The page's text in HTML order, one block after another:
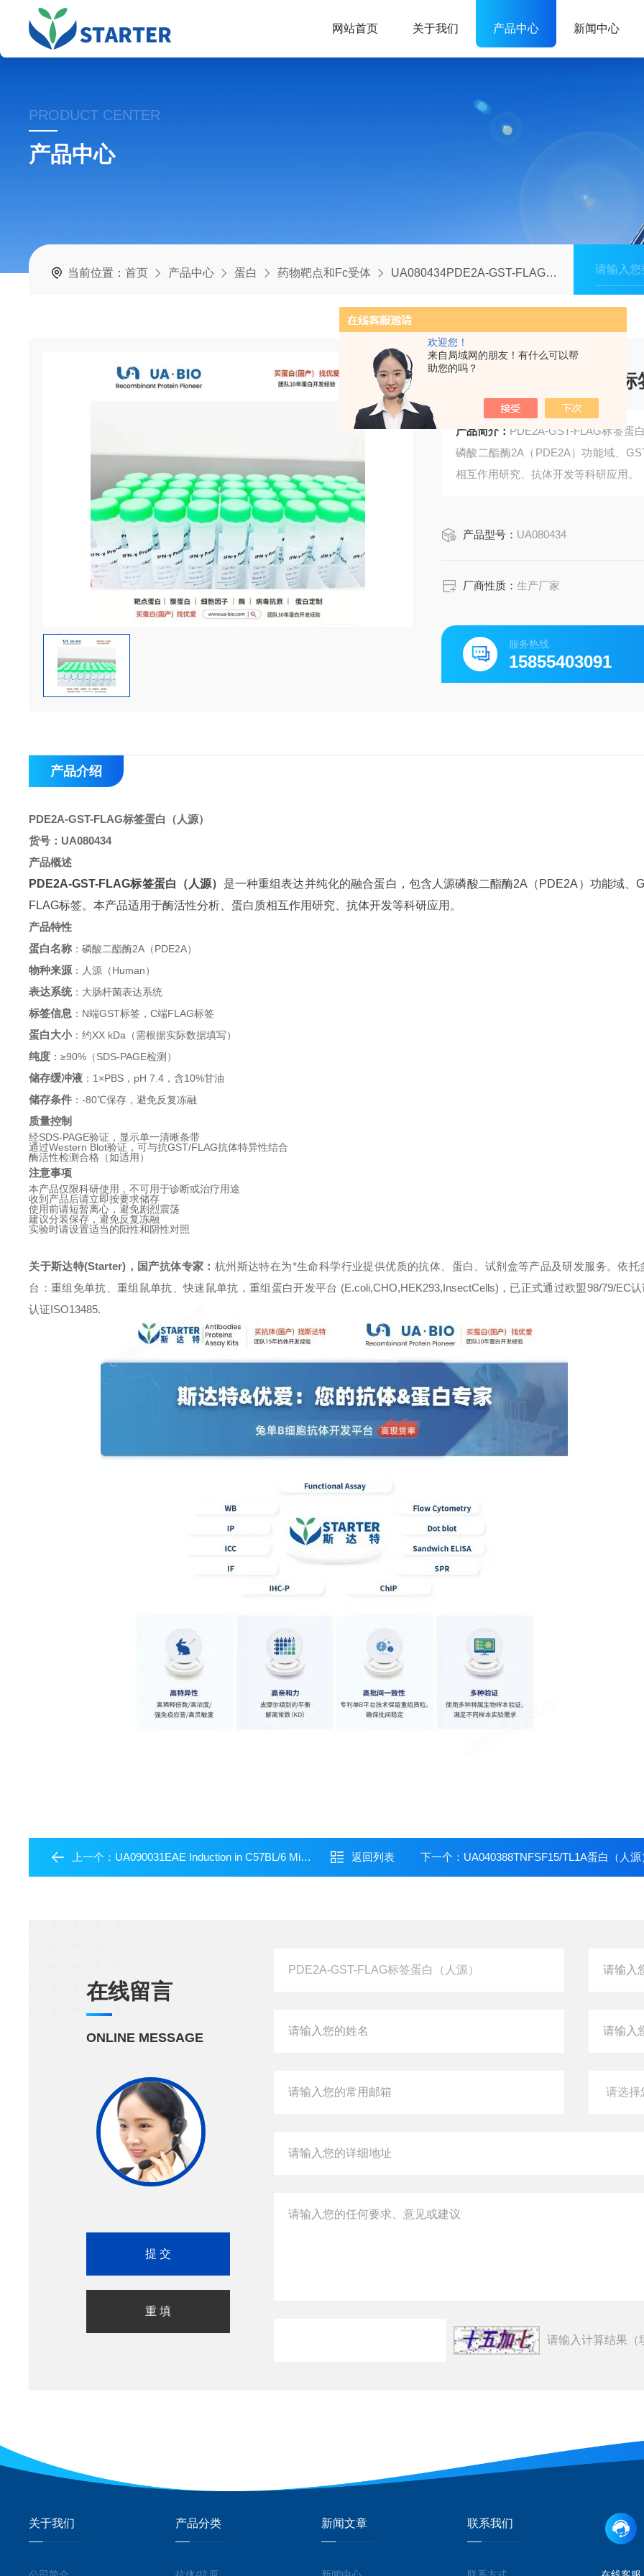
欢迎您！
来自局域网的朋友！有什么可以帮
助您的吗？
网站首页 关于我们 产品中心 新闻中心
PRODUCT CENTER
产品中心
当前位置：首页 产品中心 蛋白 药物靶点和Fc受体 UA080434PDE2A-GST-FLAG标签蛋白（人源）
PDE2A-GST-FLAG
产品简介： PDE2A-GST-FLAG标签蛋
磷酸二酯酶2A（PDE2A）功能域、
相互作用研究、抗体开发等科研应用。
产品型号： UA080434
厂商性质：生产厂家
服务热线
15855403091
产品介绍
PDE2A-GST-FLAG标签蛋白（人源）
货号：UA080434
产品概述
PDE2A-GST-FLAG标签蛋白（人源） 是一种重组表达并纯化的融合蛋白，包含人源磷酸二酯酶2A（PDE2A）功能域、
FLAG标签。本产品适用于酶活性分析、蛋白质相互作用研究、抗体开发等科研应用。
产品特性
蛋白名称 ：磷酸二酯酶2A（PDE2A）
物种来源 ：人源（Human）
表达系统：大肠杆菌表达系统
标签信息 ：N端GST标签，C端FLAG标签
蛋白大小：约XX kDa（需根据实际数据填写）
纯度 ：≥90%（SDS-PAGE检测）
储存缓冲液 ：1×PBS，pH 7.4，含10%甘油
储存条件 ：-80℃保存，避免反复冻融
质量控制
经SDS-PAGE验证，显示单一清晰条带
通过Western Blot验证，可与抗GST/FLAG抗体特异性结合
酶活性检测合格（如适用）
注意事项
本产品仅限科研使用，不可用于诊断或治疗用途
收到产品后请立即按要求储存
使用前请短暂离心，避免剧烈震荡
建议分装保存，避免反复冻融
实验时请设置适当的阳性和阴性对照
关于斯达特(Starter)，国产抗体专家： 杭州斯达特在为*生命科学行业提供优质的抗体、蛋白、试剂盒等产品及研发服务。依托
台：重组免单抗、重组鼠单抗、快速鼠单抗，重组蛋白开发平台 (E.coli,CHO,HEK293,InsectCells)，已正式通过欧盟98/79/EC
认证ISO13485.
上一个： UA090031EAE Induction in C57BL/6 Mice Kit - MOG(1-125) 返回列表 下一个： UA040388TNFSF15/TL1A蛋白（人源
在线留言
ONLINE MESSAGE
请输入计算结果（
关于我们 产品分类 新闻文章 联系我们